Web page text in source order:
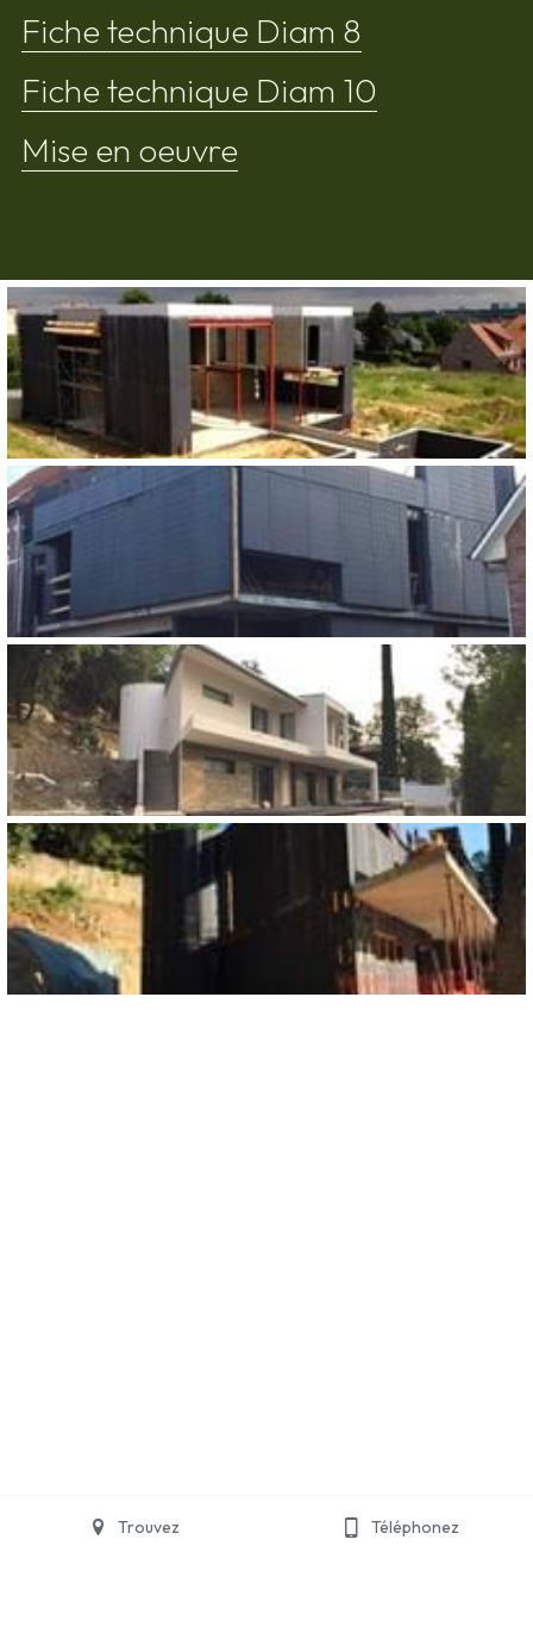
Fiche technique Diam 8
Fiche technique Diam 10
Mise en oeuvre
Trouvez Téléphonez